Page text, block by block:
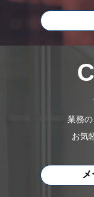
業務
お気